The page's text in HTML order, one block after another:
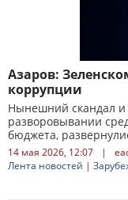
Азаров:
коррупции
Нынешний скандал и
разворовывании
бюджета,
14 мая 2026, 12:07 |
Лента новостей |